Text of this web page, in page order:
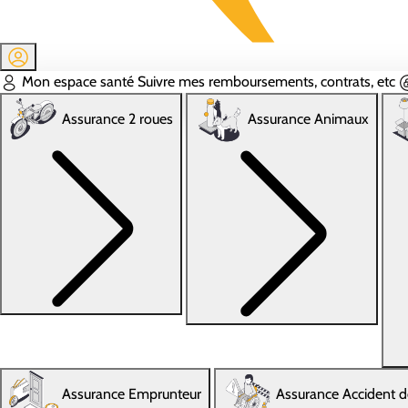
Mon espace santé Suivre mes remboursements, contrats, etc
Assurance 2 roues Assurance Animaux
Assurance Emprunteur Assurance Accident